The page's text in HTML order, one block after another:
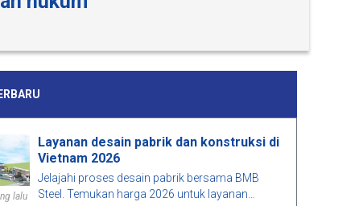
lalu
Layanan desain pabrik dan konstruksi di
Vietnam 2026
Jelajahi proses desain pabrik bersama BMB
Steel. Temukan harga 2026 untuk layanan